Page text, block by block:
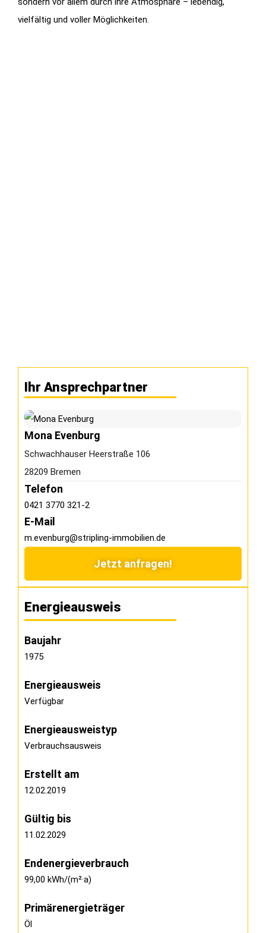
vielfältig und voller Möglichkeiten.
Ihr Ansprechpartner
Mona Evenburg
Schwachhauser Heerstraße 106
28209 Bremen
Telefon
0421 3770 321-2
E-Mail
m.evenburg@stripling-immobilien.de
Jetzt anfragen!
Energieausweis
Baujahr
1975
Energieausweis
Verfügbar
Energie­ausweistyp
Verbrauchsausweis
Erstellt am
12.02.2019
Gültig bis
11.02.2029
Endenergieverbrauch
99,00 kWh/(m²·a)
Primärenergieträger
Öl